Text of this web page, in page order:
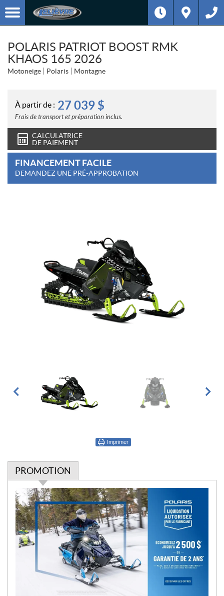
POLARIS PATRIOT BOOST RMK
KHAOS 165 2026
Motoneige Polaris Montagne
À partir de : 27 039 $
Frais de transport et préparation inclus.
CALCULATRICE
DE PAIEMENT
FINANCEMENT FACILE
DEMANDEZ UNE PRÉ-APPROBATION
Imprimer
PROMOTION
P
r
o
m
o
t